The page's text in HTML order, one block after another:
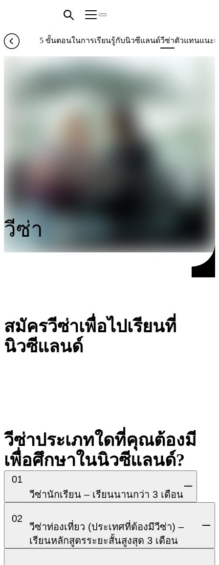
5 ขั้นตอนในการเรียนรู้กับนิวซีแลนด์วีซ่าตัวแทนแนะ
วีซ่า
สมัครวีซ่าเพื่อไปเรียนที่
นิวซีแลนด์
วีซ่าประเภทใดที่คุณต้องมี
เพื่อศึกษาในนิวซีแลนด์?
01
วีซ่านักเรียน – เรียนนานกว่า 3 เดือน
02
วีซ่าท่องเที่ยว (ประเทศที่ต้องมีวีซ่า) –
เรียนหลักสูตรระยะสั้นสูงสุด 3 เดือน